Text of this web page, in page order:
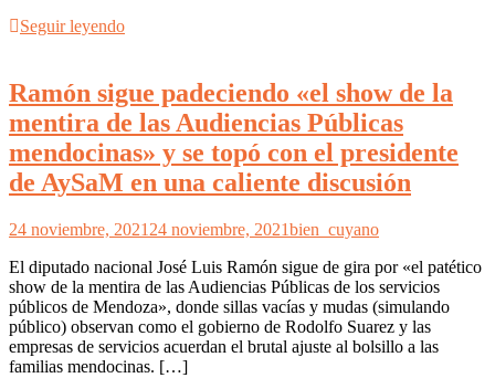
Seguir leyendo
Ramón sigue padeciendo «el show de la
mentira de las Audiencias Públicas
mendocinas» y se topó con el presidente
de AySaM en una caliente discusión
24 noviembre, 2021 24 noviembre, 2021bien_cuyano
El diputado nacional José Luis Ramón sigue de gira por «el patético
show de la mentira de las Audiencias Públicas de los servicios
públicos de Mendoza», donde sillas vacías y mudas (simulando
público) observan como el gobierno de Rodolfo Suarez y las
empresas de servicios acuerdan el brutal ajuste al bolsillo a las
familias mendocinas. […]